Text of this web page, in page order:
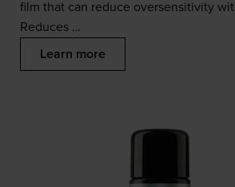
film that can reduce oversensitivity
Reduces …
Learn more